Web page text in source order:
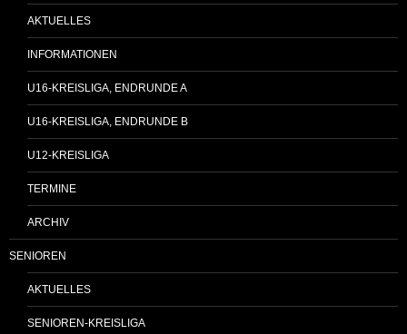
AKTUELLES
INFORMATIONEN
U16-KREISLIGA, ENDRUNDE A
U16-KREISLIGA, ENDRUNDE B
U12-KREISLIGA
TERMINE
ARCHIV
SENIOREN
AKTUELLES
SENIOREN-KREISLIGA